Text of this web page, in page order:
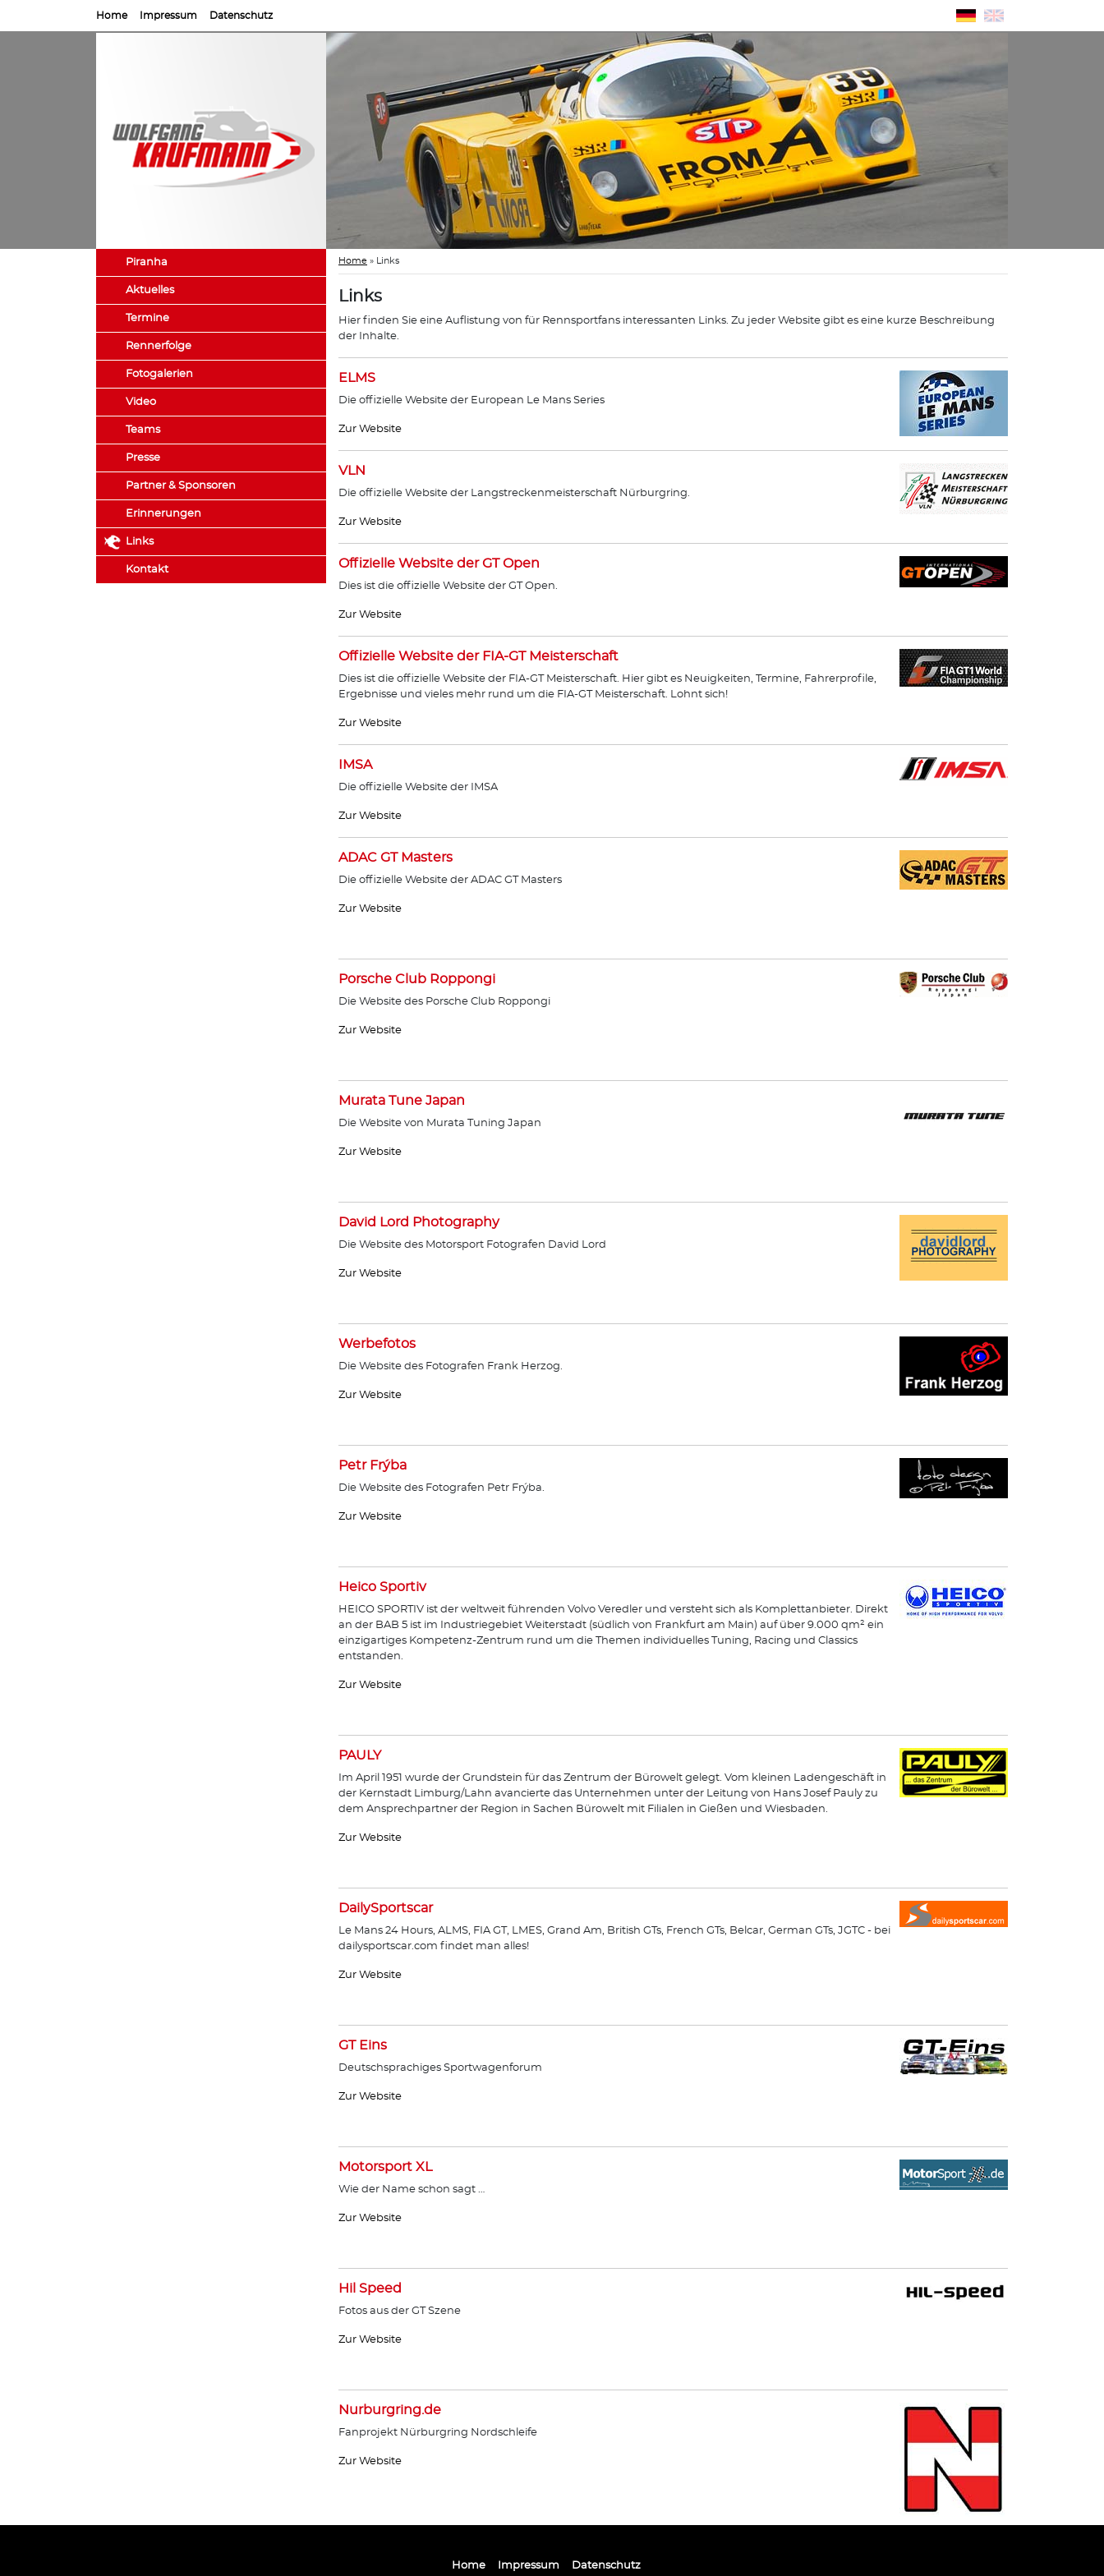
Home Impressum Datenschutz
Piranha
Aktuelles
Termine
Rennerfolge
Fotogalerien
Video
Teams
Presse
Partner & Sponsoren
Erinnerungen
Links
Kontakt
Home » Links
Links
Hier finden Sie eine Auflistung von für Rennsportfans interessanten Links. Zu jeder Website gibt es eine kurze Beschreibung
der Inhalte.
ELMS
Die offizielle Website der European Le Mans Series
Zur Website
VLN
Die offizielle Website der Langstreckenmeisterschaft Nürburgring.
Zur Website
Offizielle Website der GT Open
Dies ist die offizielle Website der GT Open.
Zur Website
Offizielle Website der FIA-GT Meisterschaft
Dies ist die offizielle Website der FIA-GT Meisterschaft. Hier gibt es Neuigkeiten, Termine, Fahrerprofile,
Ergebnisse und vieles mehr rund um die FIA-GT Meisterschaft. Lohnt sich!
Zur Website
IMSA
Die offizielle Website der IMSA
Zur Website
ADAC GT Masters
Die offizielle Website der ADAC GT Masters
Zur Website
Porsche Club Roppongi
Die Website des Porsche Club Roppongi
Zur Website
Murata Tune Japan
Die Website von Murata Tuning Japan
Zur Website
David Lord Photography
Die Website des Motorsport Fotografen David Lord
Zur Website
Werbefotos
Die Website des Fotografen Frank Herzog.
Zur Website
Petr Frýba
Die Website des Fotografen Petr Frýba.
Zur Website
Heico Sportiv
HEICO SPORTIV ist der weltweit führenden Volvo Veredler und versteht sich als Komplettanbieter. Direkt
an der BAB 5 ist im Industriegebiet Weiterstadt (südlich von Frankfurt am Main) auf über 9.000 qm² ein
einzigartiges Kompetenz-Zentrum rund um die Themen individuelles Tuning, Racing und Classics
entstanden.
Zur Website
PAULY
Im April 1951 wurde der Grundstein für das Zentrum der Bürowelt gelegt. Vom kleinen Ladengeschäft in
der Kernstadt Limburg/Lahn avancierte das Unternehmen unter der Leitung von Hans Josef Pauly zu
dem Ansprechpartner der Region in Sachen Bürowelt mit Filialen in Gießen und Wiesbaden.
Zur Website
DailySportscar
Le Mans 24 Hours, ALMS, FIA GT, LMES, Grand Am, British GTs, French GTs, Belcar, German GTs, JGTC - bei
dailysportscar.com findet man alles!
Zur Website
GT Eins
Deutschsprachiges Sportwagenforum
Zur Website
Motorsport XL
Wie der Name schon sagt …
Zur Website
Hil Speed
Fotos aus der GT Szene
Zur Website
Nurburgring.de
Fanprojekt Nürburgring Nordschleife
Zur Website
Home Impressum Datenschutz